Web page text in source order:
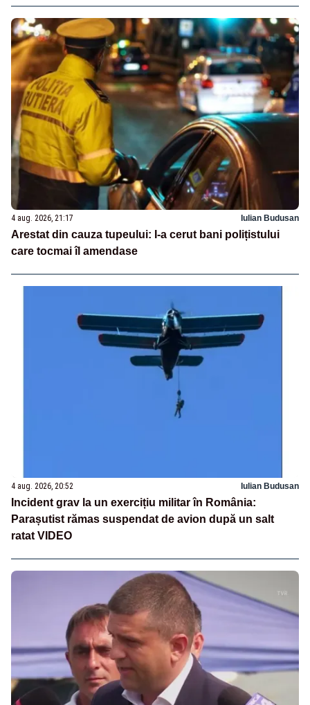
4 aug. 2026, 21:17 Iulian Budusan
Arestat din cauza tupeului: I-a cerut bani polițistului
care tocmai îl amendase
4 aug. 2026, 20:52 Iulian Budusan
Incident grav la un exercițiu militar în România:
Parașutist rămas suspendat de avion după un salt
ratat VIDEO